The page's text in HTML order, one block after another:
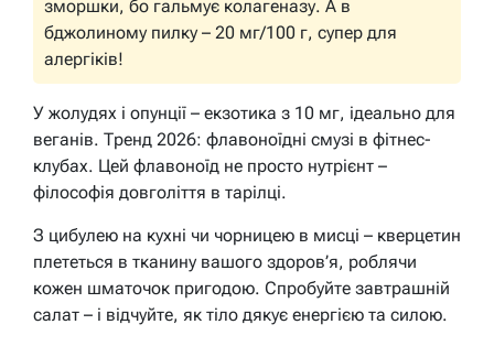
зморшки, бо гальмує колагеназу. А в
бджолиному пилку – 20 мг/100 г, супер для
алергіків!
У жолудях і опунції – екзотика з 10 мг, ідеально для
веганів. Тренд 2026: флавоноїдні смузі в фітнес-
клубах. Цей флавоноїд не просто нутрієнт –
філософія довголіття в тарілці.
З цибулею на кухні чи чорницею в мисці – кверцетин
плететься в тканину вашого здоров’я, роблячи
кожен шматочок пригодою. Спробуйте завтрашній
салат – і відчуйте, як тіло дякує енергією та силою.